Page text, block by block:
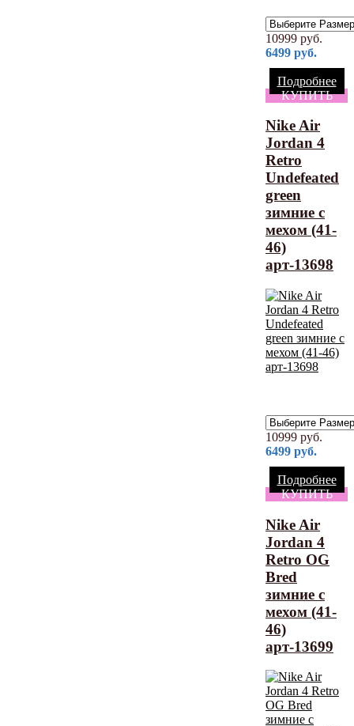
10999 руб.
6499 руб.
Подробнее
КУПИТЬ
Nike Air
Jordan 4
Retro
Undefeated
green
зимние с
мехом (41-
46)
арт-13698
10999 руб.
6499 руб.
Подробнее
КУПИТЬ
Nike Air
Jordan 4
Retro OG
Bred
зимние с
мехом (41-
46)
арт-13699